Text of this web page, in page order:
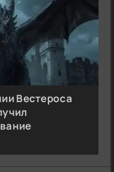
Вестероса